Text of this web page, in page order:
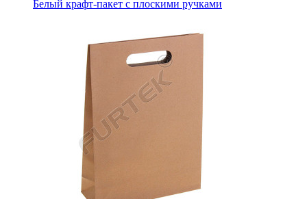
Белый крафт-пакет с плоскими ручками